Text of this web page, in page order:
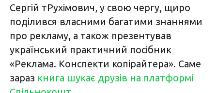
Сергій тРухімович, у свою чергу, щиро
поділився власними багатими знаннями
про рекламу, а також презентував
український практичний посібник
«Реклама. Конспекти копірайтера». Саме
зараз книга шукає друзів на платформі